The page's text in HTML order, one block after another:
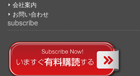
会社案内
お問い合わせ
subscribe